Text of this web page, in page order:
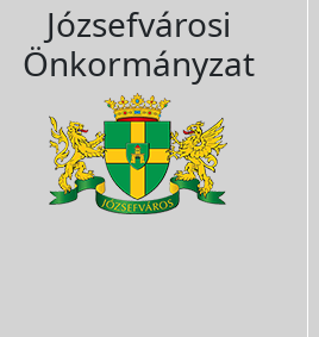
Józsefvárosi
Önkormányzat